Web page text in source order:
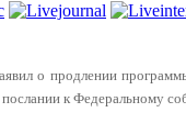
о продлении
послании к Федеральному